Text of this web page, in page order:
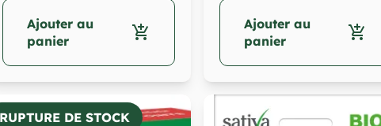
Ajouter au
panier
add_shopping_cart
Ajouter au
panier
add_shopping_cart
RUPTURE DE STOCK